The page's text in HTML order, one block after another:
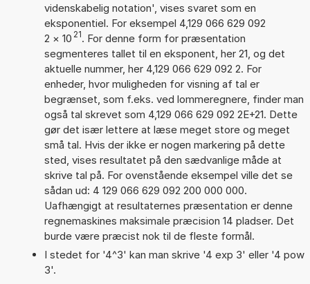
videnskabelig notation', vises svaret som en
eksponentiel. For eksempel 4,129 066 629 092
2 × 10 21. For denne form for præsentation
segmenteres tallet til en eksponent, her 21, og det
aktuelle nummer, her 4,129 066 629 092 2. For
enheder, hvor muligheden for visning af tal er
begrænset, som f.eks. ved lommeregnere, finder man
også tal skrevet som 4,129 066 629 092 2E+21. Dette
gør det især lettere at læse meget store og meget
små tal. Hvis der ikke er nogen markering på dette
sted, vises resultatet på den sædvanlige måde at
skrive tal på. For ovenstående eksempel ville det se
sådan ud: 4 129 066 629 092 200 000 000.
Uafhængigt at resultaternes præsentation er denne
regnemaskines maksimale præcision 14 pladser. Det
burde være præcist nok til de fleste formål.
I stedet for '4^3' kan man skrive '4 exp 3' eller '4 pow
3'.